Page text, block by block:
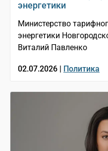
энергетики
Министерство
энергетики
Виталий Павленко
02.07.2026 | Политика